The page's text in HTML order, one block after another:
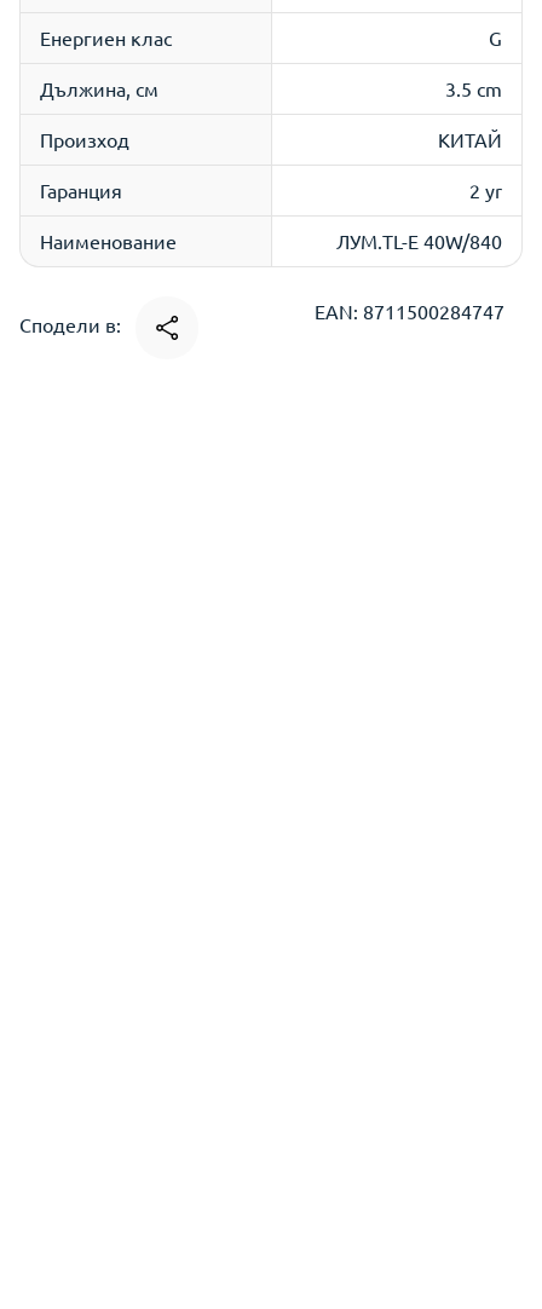
Енергиен клас G
Дължина, см 3.5 cm
Произход КИТАЙ
Гаранция 2 yr
Наименование ЛУМ.TL-E 40W/840
Сподели в:
EAN: 8711500284747